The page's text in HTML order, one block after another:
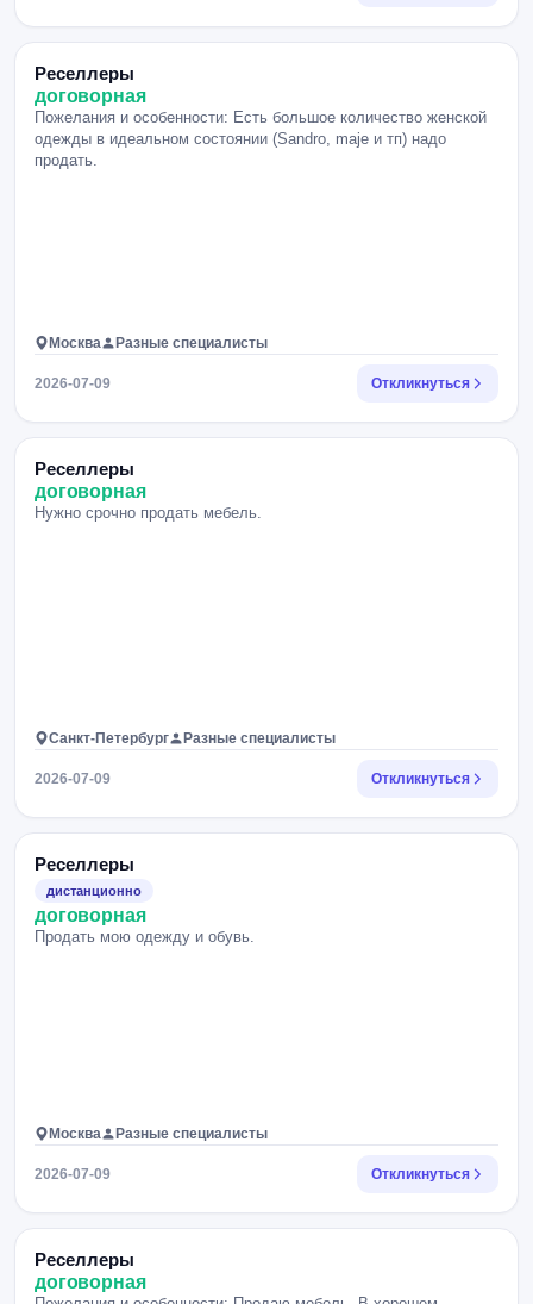
Реселлеры
договорная
Пожелания и особенности: Есть большое количество женской
одежды в идеальном состоянии (Sandro, maje и тп) надо
продать.
Москва Разные специалисты
2026-07-09 Откликнуться
Реселлеры
договорная
Нужно срочно продать мебель.
Санкт-Петербург Разные специалисты
2026-07-09 Откликнуться
Реселлеры
дистанционно
договорная
Продать мою одежду и обувь.
Москва Разные специалисты
2026-07-09 Откликнуться
Реселлеры
договорная